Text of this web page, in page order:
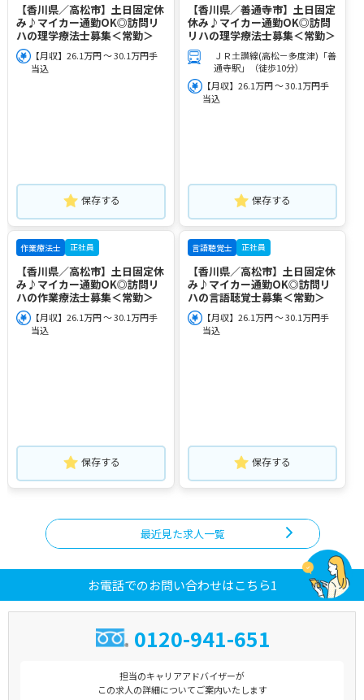
【香川県／高松市】土日固定休
み♪マイカー通勤OK◎訪問リ
ハの理学療法士募集＜常勤＞
【月収】26.1万円 ～ 30.1万円手
当込
保存する
【香川県／善通寺市】土日固定
休み♪マイカー通勤OK◎訪問
リハの理学療法士募集＜常勤＞
ＪＲ土讃線(高松－多度津)「善
通寺駅」（徒歩10分）
【月収】26.1万円 ～ 30.1万円手
当込
保存する
作業療法士 正社員
【香川県／高松市】土日固定休
み♪マイカー通勤OK◎訪問リ
ハの作業療法士募集＜常勤＞
【月収】26.1万円 ～ 30.1万円手
当込
保存する
言語聴覚士 正社員
【香川県／高松市】土日固定休
み♪マイカー通勤OK◎訪問リ
ハの言語聴覚士募集＜常勤＞
【月収】26.1万円 ～ 30.1万円手
当込
保存する
最近見た求人一覧
お電話でのお問い合わせはこちら1
0120-941-651
担当のキャリアアドバイザーが
この求人の詳細についてご案内いたします